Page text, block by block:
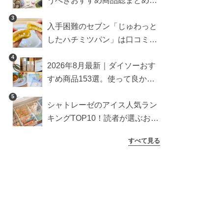
3
入手困難のセブン「じゅわっと
したハチミツパン」は口コミ通
検証
4
2026年8月最新｜ダイソーおす
すめ商品153選。使って良かっ
5
シャトレーゼのアイス人気ラン
キングTOP10！読者が選ぶおす
すべて見る